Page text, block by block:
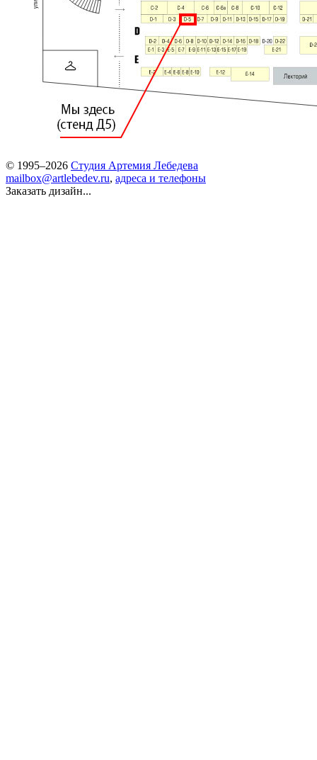
© 1995–2026 Студия Артемия Лебедева
mailbox@artlebedev.ru, адреса и телефоны
Заказать дизайн...